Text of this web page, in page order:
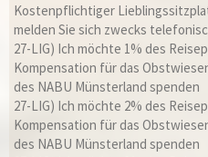
Kostenpflichtiger
melden Sie sich zwecks
27-LIG) Ich möchte 1% des
Kompensation für das
des NABU Münsterland spenden
27-LIG) Ich möchte 2% des
Kompensation für das
des NABU Münsterland spenden